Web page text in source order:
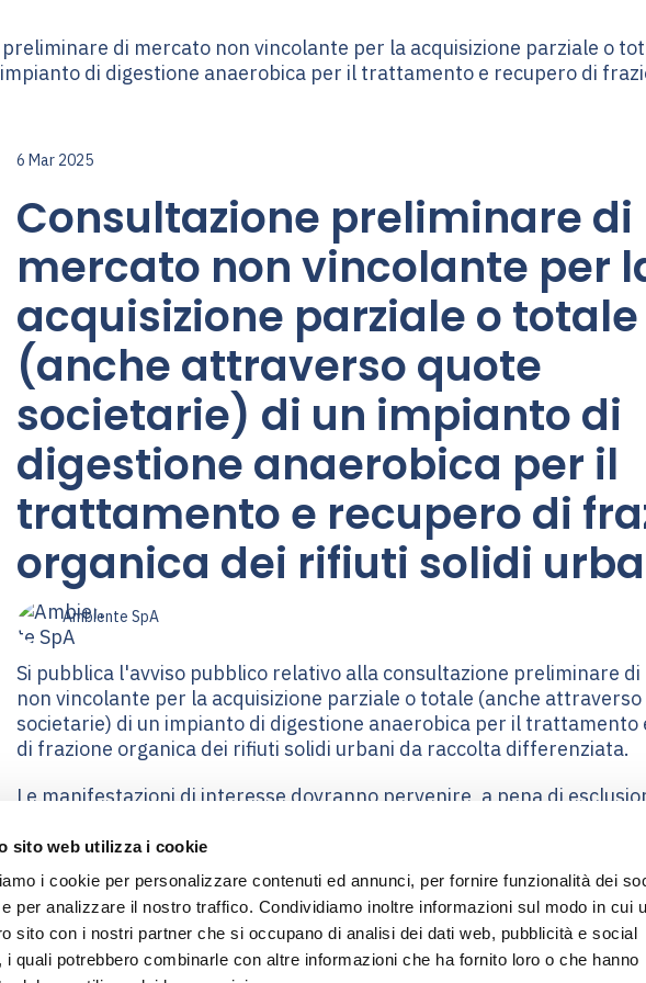
sito web utilizza i cookie
i cookie per personalizzare contenuti ed annunci, per fornire funzionalità dei
per analizzare il nostro traffico. Condividiamo inoltre informazioni sul modo in cui
sito con i nostri partner che si occupano di analisi dei dati web, pubblicità e social
i quali potrebbero combinarle con altre informazioni che ha fornito loro o che hanno
6 Mar 2025
Consultazione preliminare di
mercato non vincolante per
acquisizione parziale o totale
(anche attraverso quote
societarie) di un impianto di
digestione anaerobica per il
trattamento e recupero di
organica dei rifiuti solidi
Ambiente SpA
Si pubblica l'avviso pubblico relativo alla consultazione preliminare
non vincolante per la acquisizione parziale o totale (anche
societarie) di un impianto di digestione anaerobica per il trattamento
di frazione organica dei rifiuti solidi urbani da raccolta differenziata.
Le manifestazioni di interesse dovranno pervenire, a pena di
esclusivamente da un indirizzo pec.
AVVISO